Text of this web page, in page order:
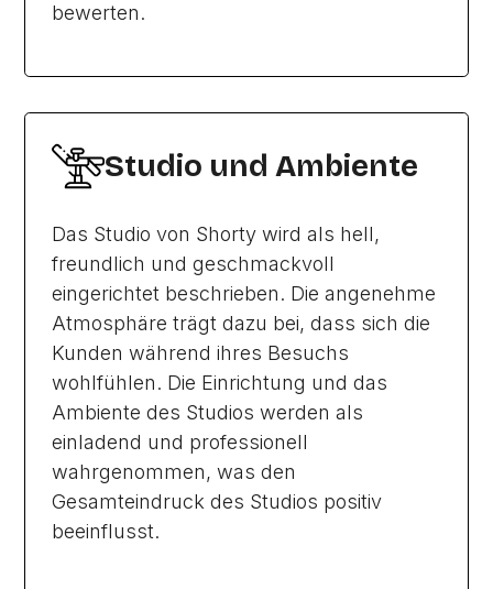
bewerten.
Studio und Ambiente
Das Studio von Shorty wird als hell,
freundlich und geschmackvoll
eingerichtet beschrieben. Die angenehme
Atmosphäre trägt dazu bei, dass sich die
Kunden während ihres Besuchs
wohlfühlen. Die Einrichtung und das
Ambiente des Studios werden als
einladend und professionell
wahrgenommen, was den
Gesamteindruck des Studios positiv
beeinflusst.